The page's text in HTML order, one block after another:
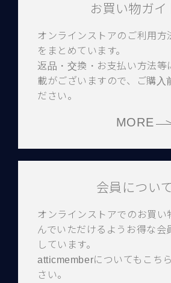
お買い物ガイ
オンラインストアのご利用方
をまとめています。
返品・交換・お支払い方法等
載がございますので、ご購入
ださい。
MORE
会員につい
オンラインストアでのお買い
んでいただけるようお得な会
しています。
atticmemberについてもこち
さい。